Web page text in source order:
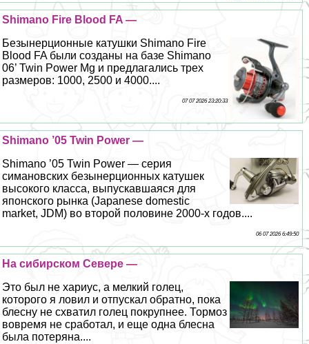
Shimano Fire Blood FA —
Безынерционные катушки Shimano Fire
Blood FA были созданы на базе Shimano
06’ Twin Power Mg и предлагались трех
размеров: 1000, 2500 и 4000....
07 07 2026 23:20:33
Shimano ’05 Twin Power —
Shimano ’05 Twin Power — серия
симановских безынерционных катушек
высокого класса, выпускавшаяся для
японского рынка (Japanese domestic
market, JDM) во второй половине 2000-х годов....
06 07 2026 6:49:50
На сибирском Севере —
Это был не хариус, а мелкий голец,
которого я ловил и отпускал обратно, пока
блесну не схватил голец покрупнее. Тормоз
вовремя не сработал, и еще одна блесна
была потеряна....